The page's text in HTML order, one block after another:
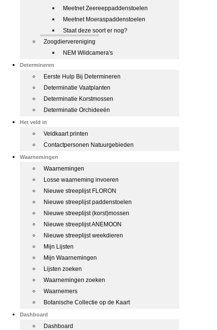
Meetnet Zeereeppaddenstoelen
Meetnet Moeraspaddenstoelen
Staat deze soort er nog?
Zoogdiervereniging
NEM Wildcamera's
Determineren
Eerste Hulp Bij Determineren
Determinatie Vaatplanten
Determinatie Korstmossen
Determinatie Orchideeën
Het veld in
Veldkaart printen
Contactpersonen Natuurgebieden
Waarnemingen
Waarnemingen
Losse waarneming invoeren
Nieuwe streeplijst FLORON
Nieuwe streeplijst paddenstoelen
Nieuwe streeplijst (korst)mossen
Nieuwe streeplijst ANEMOON
Nieuwe streeplijst weekdieren
Mijn Lijsten
Mijn Waarnemingen
Lijsten zoeken
Waarnemingen zoeken
Waarnemers
Botanische Collectie op de Kaart
Dashboard
Dashboard